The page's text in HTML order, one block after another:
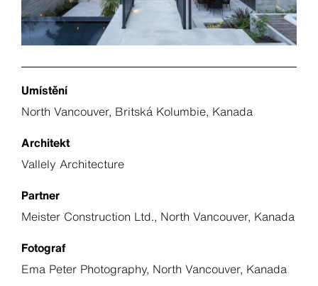
Umístění
North Vancouver, Britská Kolumbie, Kanada
Architekt
Vallely Architecture
Partner
Meister Construction Ltd., North Vancouver, Kanada
Fotograf
Ema Peter Photography, North Vancouver, Kanada